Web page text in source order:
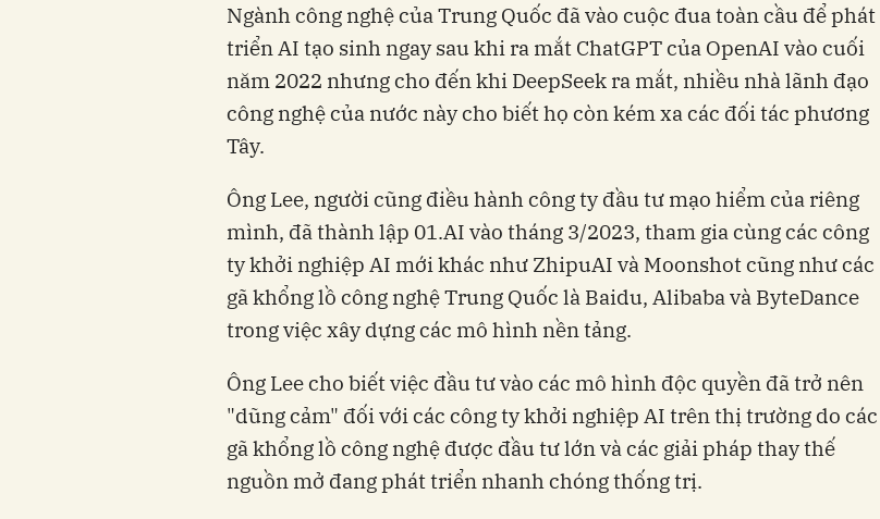
Ngành công nghệ của Trung Quốc đã vào cuộc đua toàn cầu để phát
triển AI tạo sinh ngay sau khi ra mắt ChatGPT của OpenAI vào cuối
năm 2022 nhưng cho đến khi DeepSeek ra mắt, nhiều nhà lãnh đạo
công nghệ của nước này cho biết họ còn kém xa các đối tác phương
Tây.
Ông Lee, người cũng điều hành công ty đầu tư mạo hiểm của riêng
mình, đã thành lập 01.AI vào tháng 3/2023, tham gia cùng các công
ty khởi nghiệp AI mới khác như ZhipuAI và Moonshot cũng như các
gã khổng lồ công nghệ Trung Quốc là Baidu, Alibaba và ByteDance
trong việc xây dựng các mô hình nền tảng.
Ông Lee cho biết việc đầu tư vào các mô hình độc quyền đã trở nên
"dũng cảm" đối với các công ty khởi nghiệp AI trên thị trường do các
gã khổng lồ công nghệ được đầu tư lớn và các giải pháp thay thế
nguồn mở đang phát triển nhanh chóng thống trị.